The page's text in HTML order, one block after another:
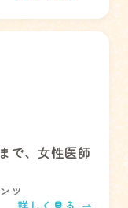
で、女性医師
ツ